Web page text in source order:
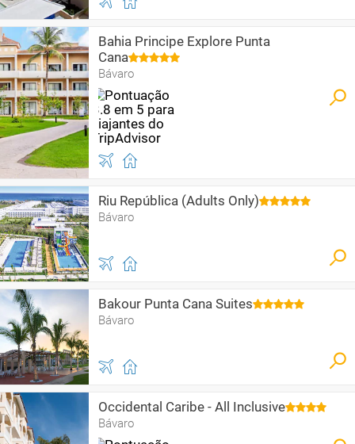
Bahia Principe Explore Punta
Cana
Bávaro
Riu República (Adults Only)
Bávaro
Bakour Punta Cana Suites
Bávaro
Occidental Caribe - All Inclusive
Bávaro